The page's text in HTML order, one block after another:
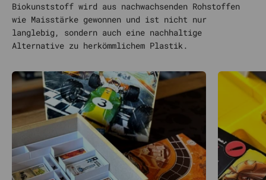
Biokunststoff wird aus nachwachsenden Rohstoffen
wie Maisstärke gewonnen und ist nicht nur
langlebig, sondern auch eine nachhaltige
Alternative zu herkömmlichem Plastik.